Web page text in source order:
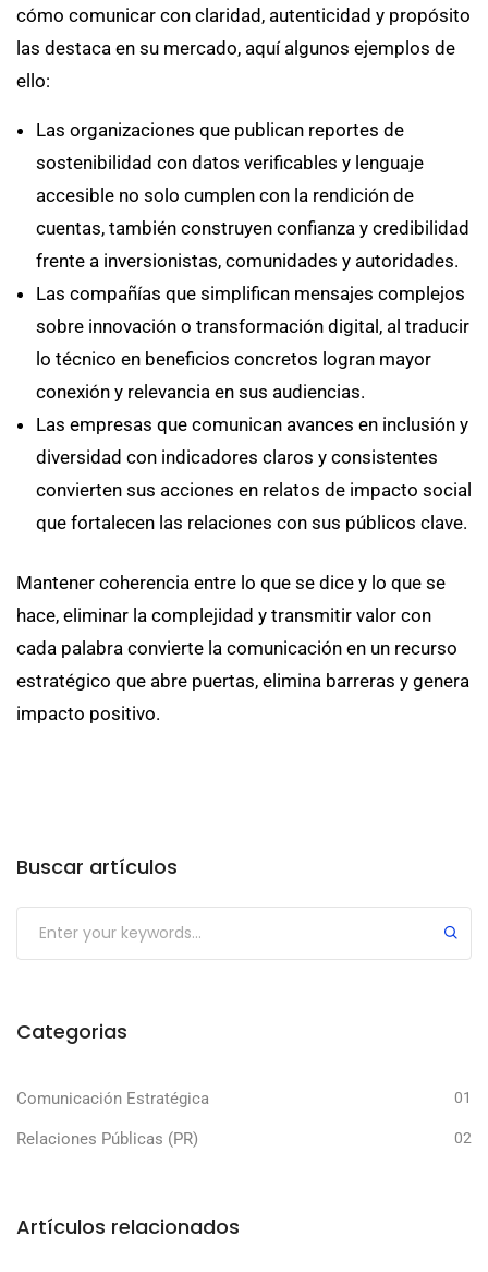
cómo comunicar con claridad, autenticidad y propósito
las destaca en su mercado, aquí algunos ejemplos de
ello:
Las organizaciones que publican reportes de
sostenibilidad con datos verificables y lenguaje
accesible no solo cumplen con la rendición de
cuentas, también construyen confianza y credibilidad
frente a inversionistas, comunidades y autoridades.
Las compañías que simplifican mensajes complejos
sobre innovación o transformación digital, al traducir
lo técnico en beneficios concretos logran mayor
conexión y relevancia en sus audiencias.
Las empresas que comunican avances en inclusión y
diversidad con indicadores claros y consistentes
convierten sus acciones en relatos de impacto social
que fortalecen las relaciones con sus públicos clave.
Mantener coherencia entre lo que se dice y lo que se
hace, eliminar la complejidad y transmitir valor con
cada palabra convierte la comunicación en un recurso
estratégico que abre puertas, elimina barreras y genera
impacto positivo.
Buscar artículos
Submit
Categorias
Comunicación Estratégica 01
Relaciones Públicas (PR) 02
Artículos relacionados